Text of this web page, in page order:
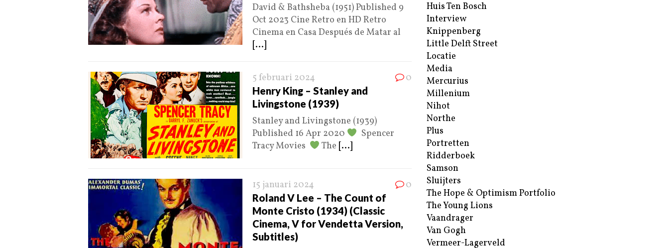
David & Bathsheba (1951) Published 9
Oct 2023 Cine Retro en HD Retro
Cinema en Casa Después de Matar al
[...]
5 februari 2024 0
Henry King – Stanley and
Livingstone (1939)
Stanley and Livingstone (1939)
Published 16 Apr 2020
Spencer
Tracy Movies
The [...]
15 januari 2024 0
Roland V Lee – The Count of
Monte Cristo (1934) (Classic
Cinema, V for Vendetta Version,
Subtitles)
Huis Ten Bosch
Interview
Knippenberg
Little Delft Street
Locatie
Media
Mercurius
Millenium
Nihot
Northe
Plus
Portretten
Ridderboek
Samson
Sluijters
The Hope & Optimism Portfolio
The Young Lions
Vaandrager
Van Gogh
Vermeer-Lagerveld